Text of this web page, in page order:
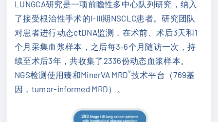
LUNGCA研究是一项前瞻性多中心队列研究，纳入
了接受根治性手术的I-III期NSCLC患者。研究团队
对患者进行动态ctDNA监测，在术前、术后3天和1
个月采集血浆样本，之后每3-6个月随访一次，持
续至术后3年，共收集了2336份动态血浆样本。
NGS检测使用臻和MinerVA MRD®技术平台（769基
因，tumor-informed MRD）。